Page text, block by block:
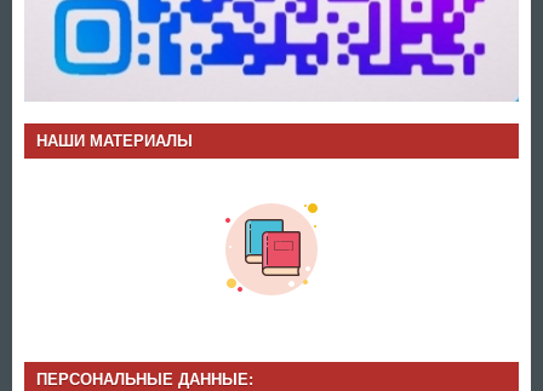
НАШИ МАТЕРИАЛЫ
ПЕРСОНАЛЬНЫЕ ДАННЫЕ: